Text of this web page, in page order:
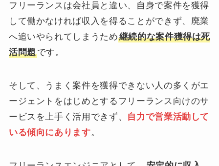
フリーランスは会社員と違い、自身で案件を獲得
して働かなければ収入を得ることができず、廃業
へ追いやられてしまうため継続的な案件獲得は死
活問題です。
そして、うまく案件を獲得できない人の多くがエ
ージェントをはじめとするフリーランス向けのサ
ービスを上手く活用できず、 自力で営業活動して
いる傾向にあります。